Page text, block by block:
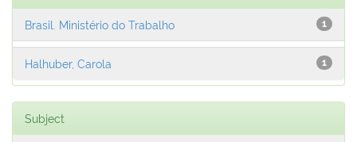
1
Brasil. Ministério do Trabalho
1
Halhuber, Carola
Subject